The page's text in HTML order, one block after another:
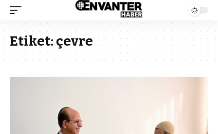
Etiket:çevre